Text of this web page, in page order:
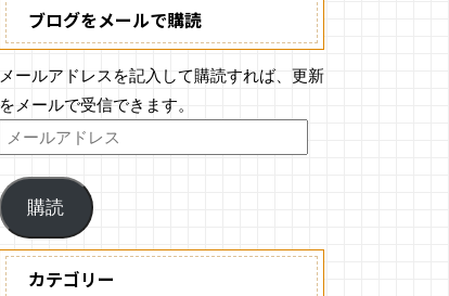
ブログをメールで購読
メールアドレスを記入して購読すれば、更新
をメールで受信できます。
購読
カテゴリー